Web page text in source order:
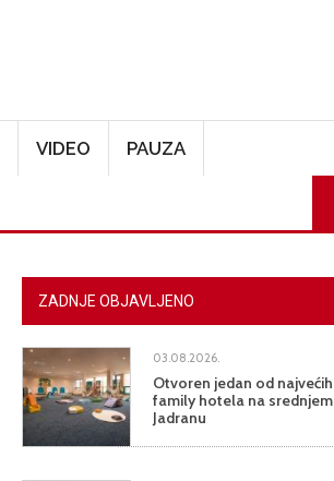
VIDEO PAUZA
ZADNJE OBJAVLJENO
03.08.2026.
Otvoren jedan od najvećih
family hotela na srednjem
Jadranu